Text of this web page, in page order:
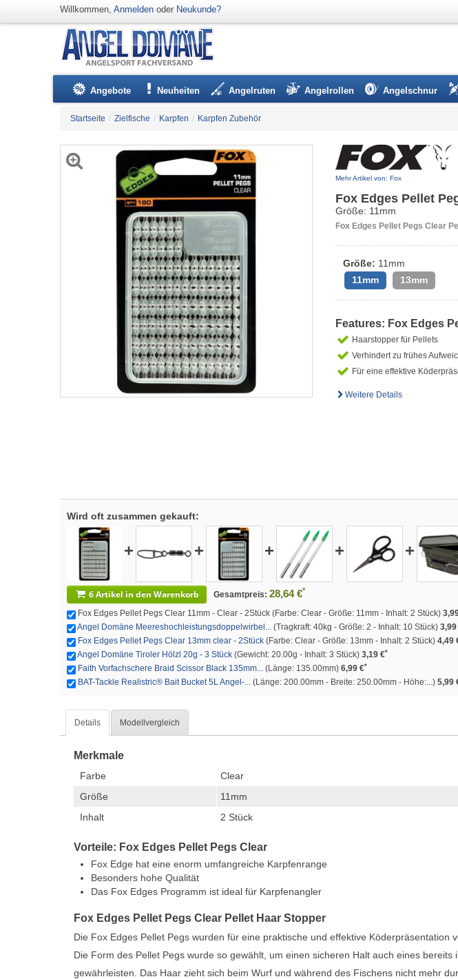
Willkommen, Anmelden oder Neukunde?
Angebote Neuheiten Angelruten Angelrollen Angelschnur
Startseite / Zielfische / Karpfen / Karpfen Zubehör
Mehr Artikel von: Fox
Fox Edges Pellet
Größe: 11mm
Fox Edges Pellet Pegs Clear
Größe: 11mm
11mm 13mm
Features: Fox Edges
Haarstopper für Pellets
Verhindert zu frühes
Für eine effektive
Weitere Details
Wird oft zusammen gekauft:
+ + + + +
6 Artikel in den Warenkorb Gesamtpreis: 28,64 €*
Fox Edges Pellet Pegs Clear 11mm - Clear - 2Stück (Farbe: Clear - Größe: 11mm - Inhalt: 2 Stück)
Angel Domäne Meereshochleistungsdoppelwirbel... (Tragkraft: 40kg - Größe: 2 - Inhalt: 10 Stück) 3,99
Fox Edges Pellet Pegs Clear 13mm clear - 2Stück (Farbe: Clear - Größe: 13mm - Inhalt: 2 Stück) 4,49
Angel Domäne Tiroler Hölzl 20g - 3 Stück (Gewicht: 20.00g - Inhalt: 3 Stück) 3,19 €*
Faith Vorfachschere Braid Scissor Black 135mm... (Länge: 135.00mm) 6,99 €*
BAT-Tackle Realistric® Bait Bucket 5L Angel-... (Länge: 200.00mm - Breite: 250.00mm - Höhe:...) 5,99
Details Modellvergleich
Merkmale
Farbe
Clear
Größe
11mm
Inhalt
2 Stück
Vorteile: Fox Edges Pellet Pegs Clear
Fox Edge hat eine enorm umfangreiche Karpfenrange
Besonders hohe Qualität
Das Fox Edges Programm ist ideal für Karpfenangler
Fox Edges Pellet Pegs Clear Pellet Haar Stopper
Die Fox Edges Pellet Pegs wurden für eine praktische und effektive Köderpräsentation
Die Form des Pellet Pegs wurde so gewählt, um einen sicheren Halt auch eines bereits
gewährleisten. Das Haar zieht sich beim Wurf und während des Fischens nicht mehr